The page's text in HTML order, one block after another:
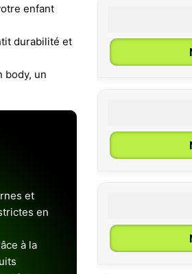
enfant
durabilité et
body, un
et
en
à la